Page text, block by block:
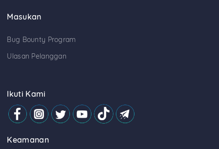
Masukan
Bug Bounty Program
Ulasan Pelanggan
Ikuti Kami
Keamanan